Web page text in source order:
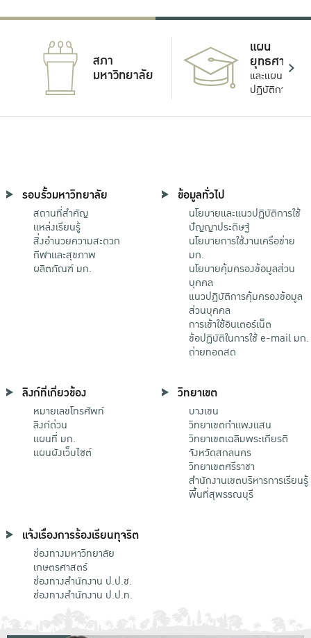
สภา
มหาวิทยาลัย
แผน
ยุทธศาสตร์
และแผน
ปฏิบัติการ
รอบรั้วมหาวิทยาลัย
สถานที่สำคัญ
แหล่งเรียนรู้
สิ่งอำนวยความสะดวก
กีฬาและสุขภาพ
ผลิตภัณฑ์ มก.
ข้อมูลทั่วไป
นโยบายและแนวปฏิบัติการใช้
ปัญญาประดิษฐ์
นโยบายการใช้งานเครือข่าย
มก.
นโยบายคุ้มครองข้อมูลส่วน
บุคคล
แนวปฏิบัติการคุ้มครองข้อมูล
ส่วนบุคคล
การเข้าใช้อินเตอร์เน็ต
ข้อปฏิบัติในการใช้ e-mail มก.
ถ่ายทอดสด
ลิงก์ที่เกี่ยวข้อง
หมายเลขโทรศัพท์
ลิงก์ด่วน
แผนที่ มก.
แผนผังเว็บไซต์
วิทยาเขต
บางเขน
วิทยาเขตกําแพงแสน
วิทยาเขตเฉลิมพระเกียรติ
จังหวัดสกลนคร
วิทยาเขตศรีราชา
สำนักงานเขตบริหารการเรียนรู้
พื้นที่สุพรรณบุรี
แจ้งเรื่องการร้องเรียนทุจริต
ช่องทางมหาวิทยาลัย
เกษตรศาสตร์
ช่องทางสำนักงาน ป.ป.ช.
ช่องทางสำนักงาน ป.ป.ท.